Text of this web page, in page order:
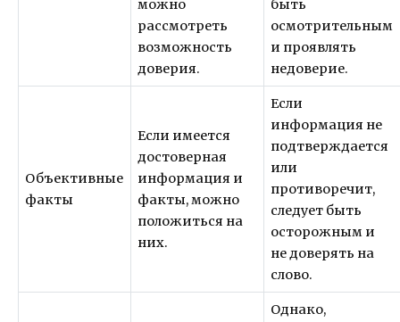
можно
рассмотреть
возможность
доверия.
быть
осмотрительным
и проявлять
недоверие.
Объективные
факты
Если имеется
достоверная
информация и
факты, можно
положиться на
них.
Если
информация не
подтверждается
или
противоречит,
следует быть
осторожным и
не доверять на
слово.
Однако,